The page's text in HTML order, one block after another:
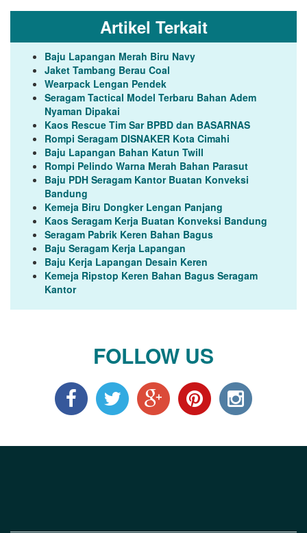
Artikel Terkait
Baju Lapangan Merah Biru Navy
Jaket Tambang Berau Coal
Wearpack Lengan Pendek
Seragam Tactical Model Terbaru Bahan Adem
Nyaman Dipakai
Kaos Rescue Tim Sar BPBD dan BASARNAS
Rompi Seragam DISNAKER Kota Cimahi
Baju Lapangan Bahan Katun Twill
Rompi Pelindo Warna Merah Bahan Parasut
Baju PDH Seragam Kantor Buatan Konveksi
Bandung
Kemeja Biru Dongker Lengan Panjang
Kaos Seragam Kerja Buatan Konveksi Bandung
Seragam Pabrik Keren Bahan Bagus
Baju Seragam Kerja Lapangan
Baju Kerja Lapangan Desain Keren
Kemeja Ripstop Keren Bahan Bagus Seragam
Kantor
FOLLOW US